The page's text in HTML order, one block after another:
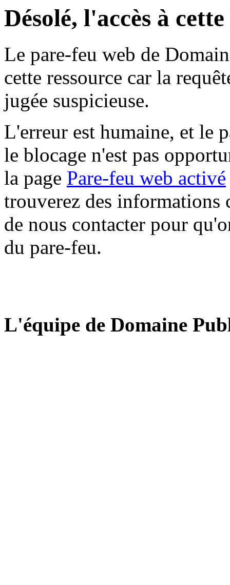
Désolé, l'accès à
Le pare-feu web de
cette ressource car la
jugée suspicieuse.
L'erreur est humaine, et le
le blocage n'est pas
la page Pare-feu web activé
trouverez des informations
de nous contacter pour
du pare-feu.
L'équipe de Domaine